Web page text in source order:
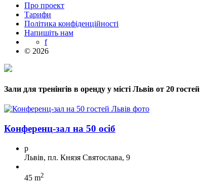
Про проект
Тарифи
Політика конфіденційності
Напишіть нам
f
© 2026
Зали для тренінгів в оренду у місті Львів от 20 гостей
Конференц-зал на 50 осіб
p
Львів, пл. Князя Святослава, 9
45 m2